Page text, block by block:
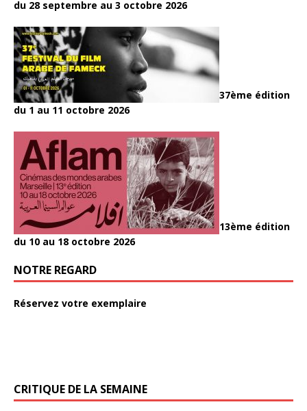
du 28 septembre au 3 octobre 2026
37ème édition
du 1 au 11 octobre 2026
13ème édition
du 10 au 18 octobre 2026
NOTRE REGARD
Réservez votre exemplaire
CRITIQUE DE LA SEMAINE